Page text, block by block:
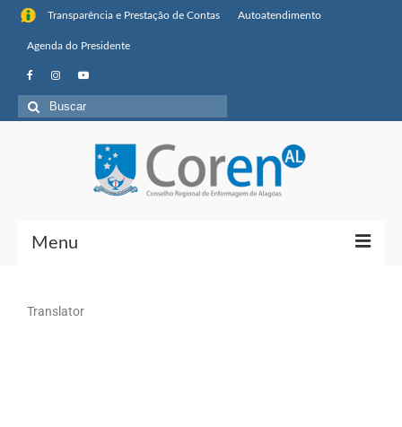
Transparência e Prestação de Contas Autoatendimento
Agenda do Presidente
Menu
Translator